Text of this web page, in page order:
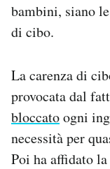
bambini, siano
di cibo.
La carenza di
provocata dal
bloccatoogni
necessità per
Poi ha affidato